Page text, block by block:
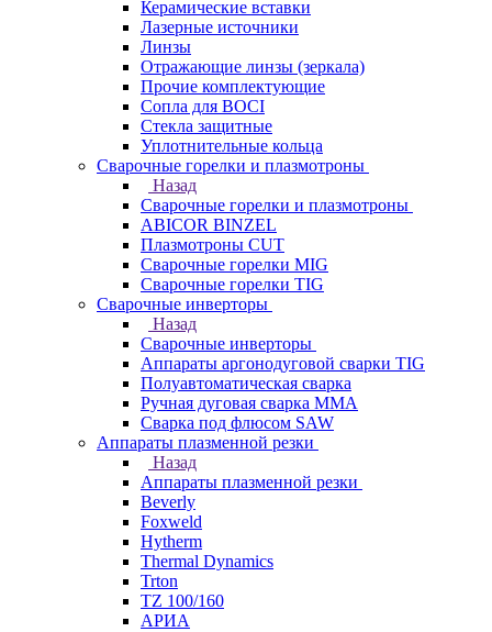
Керамические вставки
Лазерные источники
Линзы
Отражающие линзы (зеркала)
Прочие комплектующие
Сопла для BOCI
Стекла защитные
Уплотнительные кольца
Сварочные горелки и плазмотроны
Назад
Сварочные горелки и плазмотроны
ABICOR BINZEL
Плазмотроны CUT
Сварочные горелки MIG
Сварочные горелки TIG
Сварочные инверторы
Назад
Сварочные инверторы
Аппараты аргонодуговой сварки TIG
Полуавтоматическая сварка
Ручная дуговая сварка MMA
Сварка под флюсом SAW
Аппараты плазменной резки
Назад
Аппараты плазменной резки
Beverly
Foxweld
Hytherm
Thermal Dynamics
Trton
TZ 100/160
АРИА